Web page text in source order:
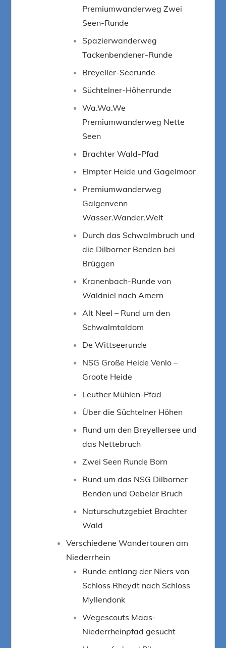
Premiumwanderweg Zwei
Seen-Runde
Spazierwanderweg
Tackenbendener-Runde
Breyeller-Seerunde
Süchtelner-Höhenrunde
Wa.Wa.We
Premiumwanderweg Nette
Seen
Brachter Wald-Pfad
Elmpter Heide und Gagelmoor
Premiumwanderweg
Galgenvenn
Wasser.Wander.Welt
Durch das Schwalmbruch und
die Dilborner Benden bei
Brüggen
Kranenbach-Runde von
Waldniel nach Amern
Alt Neel – Rund um den
Schwalmtaldom
De Wittseerunde
NSG Große Heide Venlo –
Groote Heide
Leuther Mühlen-Pfad
Über die Süchtelner Höhen
Rund um den Breyellersee und
das Nettebruch
Zwei Seen Runde Born
Rund um das NSG Dilborner
Benden und Oebeler Bruch
Naturschutzgebiet Brachter
Wald
Verschiedene Wandertouren am
Niederrhein
Runde entlang der Niers von
Schloss Rheydt nach Schloss
Myllendonk
Wegescouts Maas-
Niederrheinpfad gesucht